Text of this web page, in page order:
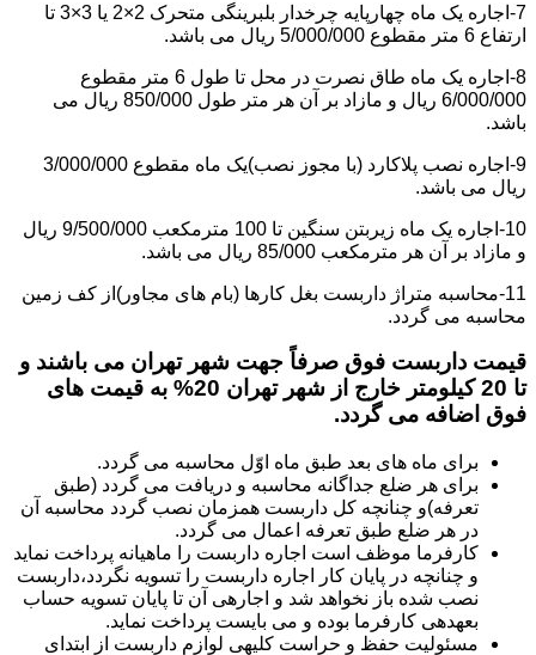
7-اجاره یک ماه چهارپایه چرخدار بلبرینگی متحرک 2×2 یا 3×3 تا
ارتفاع 6 متر مقطوع 5/000/000 ریال می باشد.
8-اجاره یک ماه طاق نصرت در محل تا طول 6 متر مقطوع
6/000/000 ریال و مازاد بر آن هر متر طول 850/000 ریال می
باشد.
9-اجاره نصب پلاکارد (با مجوز نصب)یک ماه مقطوع 3/000/000
ریال می باشد.
10-اجاره یک ماه زیربتن سنگین تا 100 مترمکعب 9/500/000 ریال
و مازاد بر آن هر مترمکعب 85/000 ریال می باشد.
11-محاسبه متراژ داربست بغل کارها (بام های مجاور)از کف زمین
محاسبه می گردد.
قیمت داربست فوق صرفاً جهت شهر تهران می باشند و
تا 20 کیلومتر خارج از شهر تهران 20% به قیمت های
فوق اضافه می گردد.
برای ماه های بعد طبق ماه اوّل محاسبه می گردد.
برای هر ضلع جداگانه محاسبه و دریافت می گردد (طبق
تعرفه)و چنانچه کل داربست همزمان نصب گردد محاسبه آن
در هر ضلع طبق تعرفه اعمال می گردد.
کارفرما موظف است اجاره داربست را ماهیانه پرداخت نماید
و چنانچه در پایان کار اجاره داربست را تسویه نگردد،داربست
نصب شده باز نخواهد شد و اجاره­ی آن تا پایان تسویه حساب
بعهده­ی کارفرما بوده و می بایست پرداخت نماید.
مسئولیت حفظ و حراست کلیه­ی لوازم داربست از ابتدای